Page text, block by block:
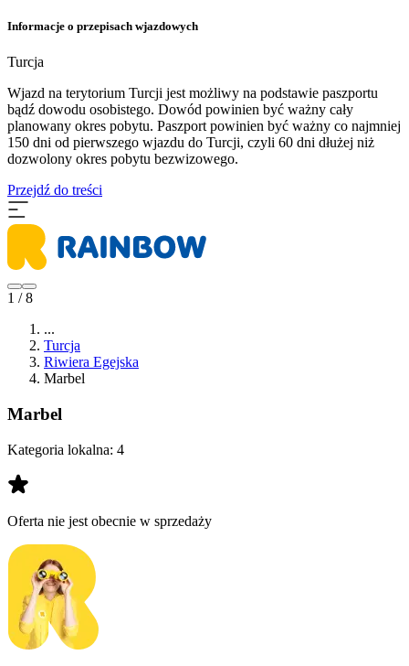
Informacje o przepisach wjazdowych
Turcja
Wjazd na terytorium Turcji jest możliwy na podstawie paszportu
bądź dowodu osobistego. Dowód powinien być ważny cały
planowany okres pobytu. Paszport powinien być ważny co najmniej
150 dni od pierwszego wjazdu do Turcji, czyli 60 dni dłużej niż
dozwolony okres pobytu bezwizowego.
Przejdź do treści
1 / 8
...
Turcja
Riwiera Egejska
Marbel
Marbel
Kategoria lokalna: 4
Oferta nie jest obecnie w sprzedaży